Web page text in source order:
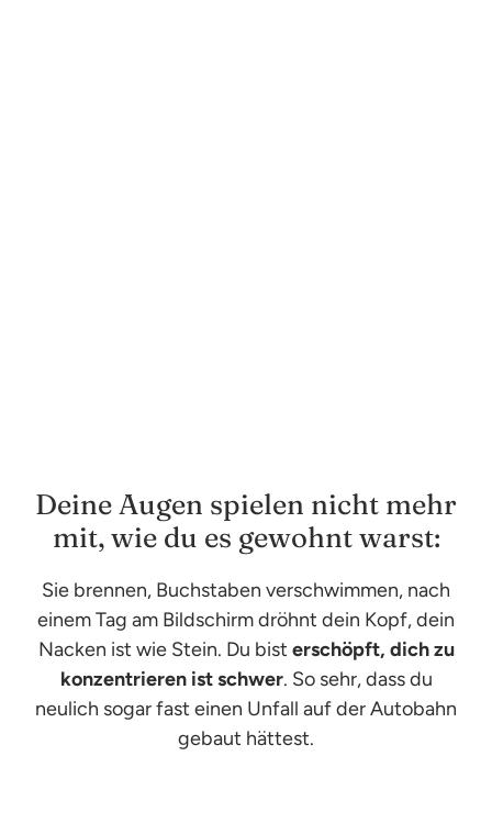
Deine Augen spielen nicht mehr
mit, wie du es gewohnt warst:
Sie brennen, Buchstaben verschwimmen, nach
einem Tag am Bildschirm dröhnt dein Kopf, dein
Nacken ist wie Stein. Du bist erschöpft, dich zu
konzentrieren ist schwer. So sehr, dass du
neulich sogar fast einen Unfall auf der Autobahn
gebaut hättest.